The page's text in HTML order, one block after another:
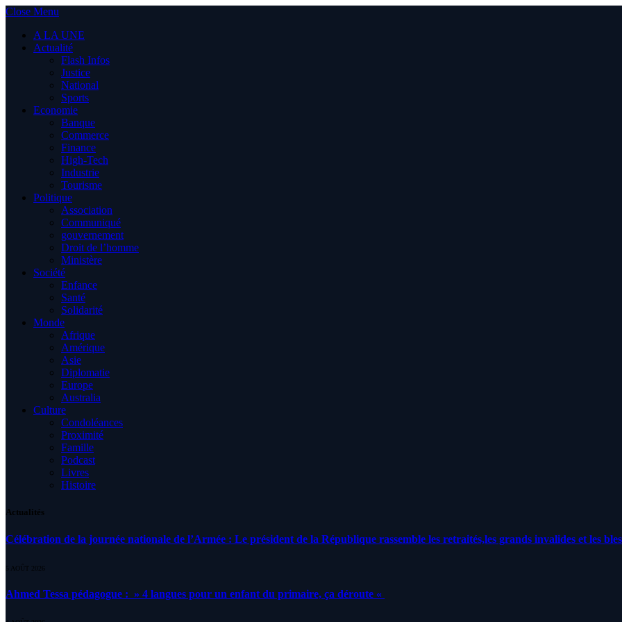
Close Menu
A LA UNE
Actualité
Flash Infos
Justice
National
Sports
Economie
Banque
Commerce
Finance
High-Tech
Industrie
Tourisme
Politique
Association
Communiqué
gouvernement
Droit de l’homme
Ministère
Société
Enfance
Santé
Solidarité
Monde
Afrique
Amérique
Asie
Diplomatie
Europe
Australia
Culture
Condoléances
Proximité
Famille
Podcast
Livres
Histoire
Actualités
Célébration de la journée nationale de l’Armée : Le président de la République rassemble les retraités,les grands invalides et les
5 AOÛT 2026
Ahmed Tessa pédagogue : » 4 langues pour un enfant du primaire, ça déroute «